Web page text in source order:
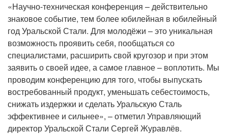
«Научно-техническая конференция – действительно
знаковое событие, тем более юбилейная в юбилейный
год Уральской Стали. Для молодёжи – это уникальная
возможность проявить себя, пообщаться со
специалистами, расширить свой кругозор и при этом
заявить о своей идее, а самое главное – воплотить. Мы
проводим конференцию для того, чтобы выпускать
востребованный продукт, уменьшать себестоимость,
снижать издержки и сделать Уральскую Сталь
эффективнее и сильнее», – отметил Управляющий
директор Уральской Стали Сергей Журавлёв.